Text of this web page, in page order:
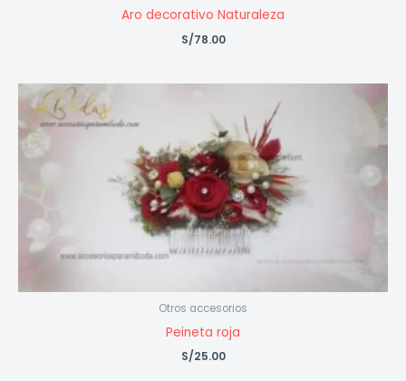
Aro decorativo Naturaleza
S/78.00
Otros accesorios
Peineta roja
S/25.00